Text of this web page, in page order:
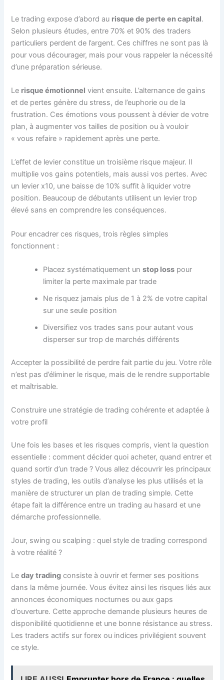
Le trading expose d’abord au risque de perte en capital.
Selon plusieurs études, entre 70% et 90% des traders
particuliers perdent de l’argent. Ces chiffres ne sont pas là
pour vous décourager, mais pour vous rappeler la nécessité
d’une préparation sérieuse.
Le risque émotionnel vient ensuite. L’alternance de gains
et de pertes génère du stress, de l’euphorie ou de la
frustration. Ces émotions vous poussent à dévier de votre
plan, à augmenter vos tailles de position ou à vouloir
« vous refaire » rapidement après une perte.
L’effet de levier constitue un troisième risque majeur. Il
multiplie vos gains potentiels, mais aussi vos pertes. Avec
un levier x10, une baisse de 10% suffit à liquider votre
position. Beaucoup de débutants utilisent un levier trop
élevé sans en comprendre les conséquences.
Pour encadrer ces risques, trois règles simples
fonctionnent :
Placez systématiquement unstop loss pour
limiter la perte maximale par trade
Ne risquez jamais plus de 1 à 2% de votre capital
sur une seule position
Diversifiez vos trades sans pour autant vous
disperser sur trop de marchés différents
Accepter la possibilité de perdre fait partie du jeu. Votre rôle
n’est pas d’éliminer le risque, mais de le rendre supportable
et maîtrisable.
Construire une stratégie de trading cohérente et adaptée à
votre profil
Une fois les bases et les risques compris, vient la question
essentielle : comment décider quoi acheter, quand entrer et
quand sortir d’un trade ? Vous allez découvrir les principaux
styles de trading, les outils d’analyse les plus utilisés et la
manière de structurer un plan de trading simple. Cette
étape fait la différence entre un trading au hasard et une
démarche professionnelle.
Jour, swing ou scalping : quel style de trading correspond
à votre réalité ?
Leday trading consiste à ouvrir et fermer ses positions
dans la même journée. Vous évitez ainsi les risques liés aux
annonces économiques nocturnes ou aux gaps
d’ouverture. Cette approche demande plusieurs heures de
disponibilité quotidienne et une bonne résistance au stress.
Les traders actifs sur forex ou indices privilégient souvent
ce style.